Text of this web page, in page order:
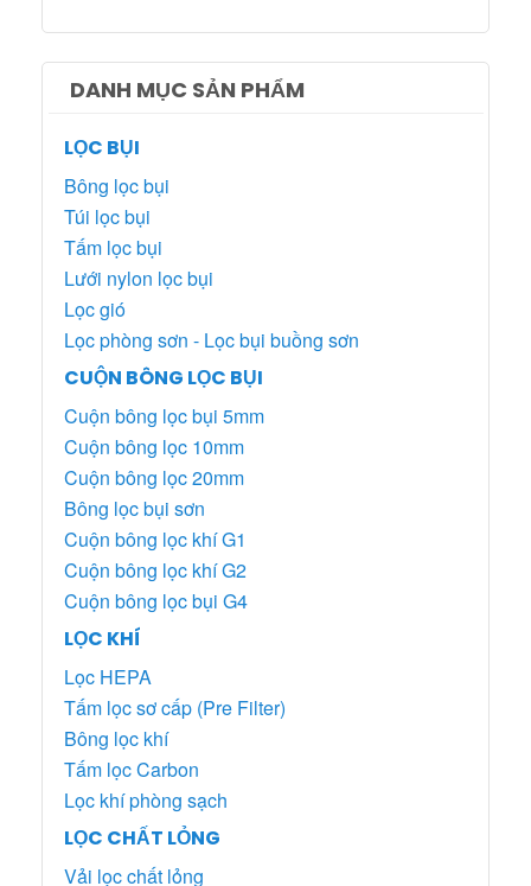
DANH MỤC SẢN PHẨM
LỌC BỤI
Bông lọc bụi
Túi lọc bụi
Tấm lọc bụi
Lưới nylon lọc bụi
Lọc gió
Lọc phòng sơn - Lọc bụi buồng sơn
CUỘN BÔNG LỌC BỤI
Cuộn bông lọc bụi 5mm
Cuộn bông lọc 10mm
Cuộn bông lọc 20mm
Bông lọc bụi sơn
Cuộn bông lọc khí G1
Cuộn bông lọc khí G2
Cuộn bông lọc bụi G4
LỌC KHÍ
Lọc HEPA
Tấm lọc sơ cấp (Pre Filter)
Bông lọc khí
Tấm lọc Carbon
Lọc khí phòng sạch
LỌC CHẤT LỎNG
Vải lọc chất lỏng